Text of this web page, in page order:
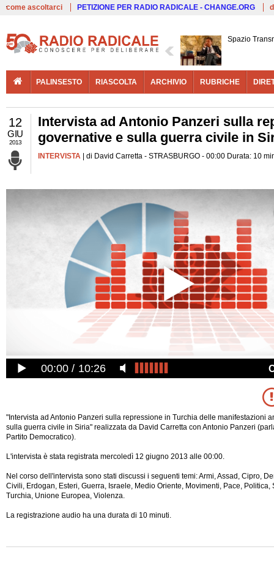
come ascoltarci PETIZIONE PER RADIO RADICALE - CHANGE.ORG
Spazio
PALINSESTO RIASCOLTA ARCHIVIO RUBRICHE
12
GIU
2013
Intervista ad Antonio Panzeri sulla
governative e sulla guerra civile in
INTERVISTA | di David Carretta - STRASBURGO - 00:00 Durata: 10
00:00 10:26
"Intervista ad Antonio Panzeri sulla repressione in Turchia delle manifestazioni
sulla guerra civile in Siria" realizzata da David Carretta con Antonio Panzeri
Partito Democratico).
L'intervista è stata registrata mercoledì 12 giugno 2013 alle 00:00.
Nel corso dell'intervista sono stati discussi i seguenti temi: Armi, Assad, Cipro,
Civili, Erdogan, Esteri, Guerra, Israele, Medio Oriente, Movimenti, Pace, Politica,
Turchia, Unione Europea, Violenza.
La registrazione audio ha una durata di 10 minuti.